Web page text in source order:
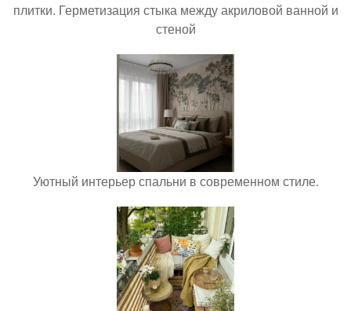
плитки. Герметизация стыка между акриловой ванной и
стеной
Уютный интерьер спальни в современном стиле.